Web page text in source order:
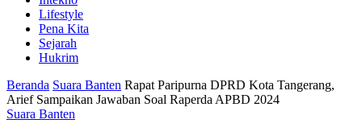
Lifestyle
Pena Kita
Sejarah
Hukrim
Beranda Suara Banten Rapat Paripurna DPRD Kota Tangerang,
Arief Sampaikan Jawaban Soal Raperda APBD 2024
Suara Banten